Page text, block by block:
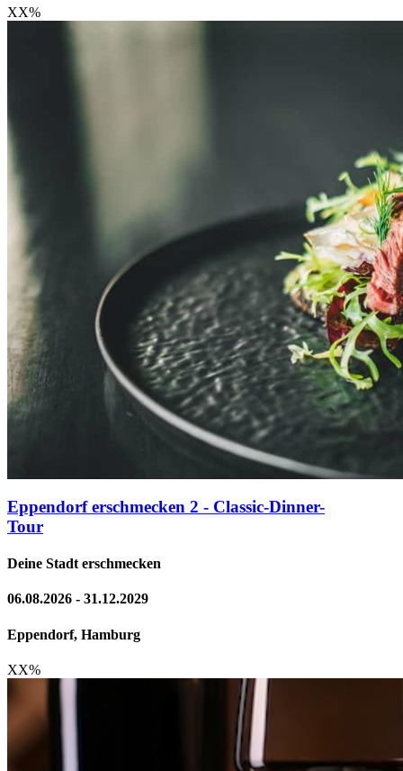
XX%
Eppendorf erschmecken 2 - Classic-Dinner-
Tour
Deine Stadt erschmecken
06.08.2026 - 31.12.2029
Eppendorf, Hamburg
XX%